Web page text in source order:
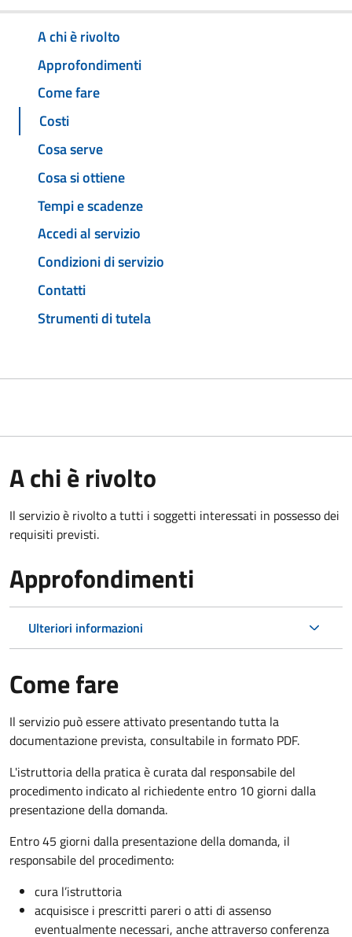
A chi è rivolto
Approfondimenti
Come fare
Costi
Cosa serve
Cosa si ottiene
Tempi e scadenze
Accedi al servizio
Condizioni di servizio
Contatti
Strumenti di tutela
A chi è rivolto
Il servizio è rivolto a tutti i soggetti interessati in possesso dei
requisiti previsti.
Approfondimenti
Ulteriori informazioni
Come fare
Il servizio può essere attivato presentando tutta la
documentazione prevista, consultabile in formato PDF.
L'istruttoria della pratica è curata dal responsabile del
procedimento indicato al richiedente entro 10 giorni dalla
presentazione della domanda.
Entro 45 giorni dalla presentazione della domanda, il
responsabile del procedimento:
cura l’istruttoria
acquisisce i prescritti pareri o atti di assenso
eventualmente necessari, anche attraverso conferenza